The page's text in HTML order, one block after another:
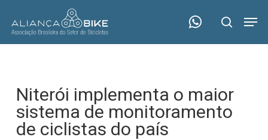
main
search
Niterói implementa o maior
sistema de monitoramento
de ciclistas do país